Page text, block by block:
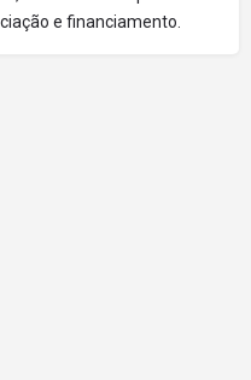
e financiamento.